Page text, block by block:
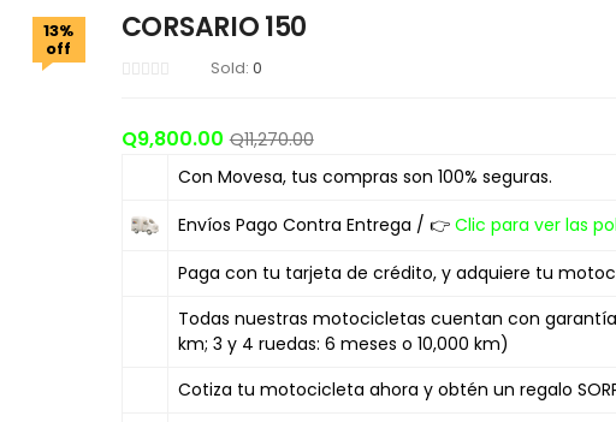
13%
off
CORSARIO 150
Sold: 0
Q9,800.00 Q11,270.00
Con Movesa, tus compras son 100% seguras.
Envíos Pago Contra Entrega / 👉 Clic para ver las
Paga con tu tarjeta de crédito, y adquiere tu
Todas nuestras motocicletas cuentan con garantía
km; 3 y 4 ruedas: 6 meses o 10,000 km)
Cotiza tu motocicleta ahora y obtén un regalo